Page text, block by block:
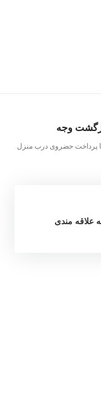
یا پرداخت حضروی درب منزل
علاقه مندی